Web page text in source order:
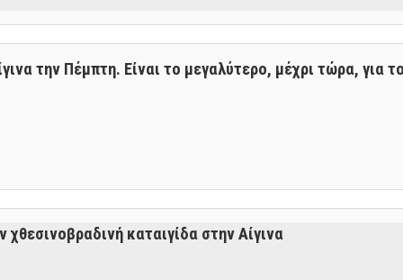
την Πέμπτη. Είναι το μεγαλύτερο, μέχρι τώρα, για
καταιγίδα στην Αίγινα